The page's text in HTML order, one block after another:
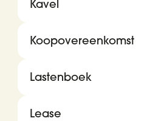
Kavel
Koopovereenkomst
Lastenboek
Lease